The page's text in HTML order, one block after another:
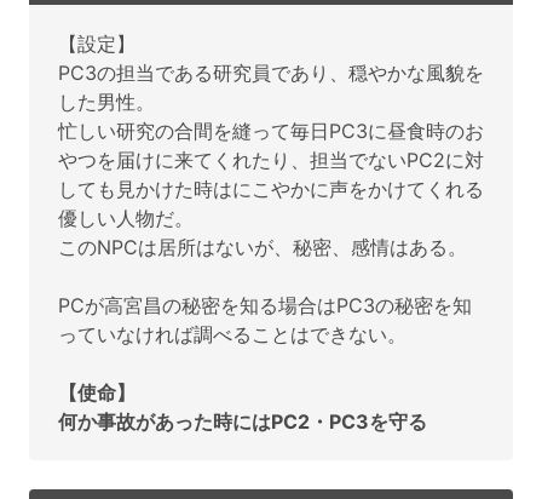
【設定】
PC3の担当である研究員であり、穏やかな風貌を
した男性。
忙しい研究の合間を縫って毎日PC3に昼食時のお
やつを届けに来てくれたり、担当でないPC2に対
しても見かけた時はにこやかに声をかけてくれる
優しい人物だ。
このNPCは居所はないが、秘密、感情はある。
PCが高宮昌の秘密を知る場合はPC3の秘密を知
っていなければ調べることはできない。
【使命】
何か事故があった時にはPC2・PC3を守る